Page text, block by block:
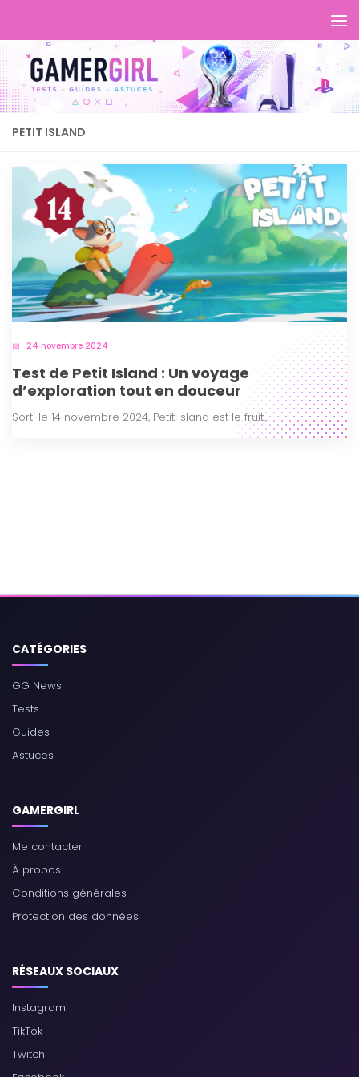
PETIT ISLAND
24 novembre 2024
Test de Petit Island : Un voyage
d’exploration tout en douceur
Sorti le 14 novembre 2024, Petit Island est le fruit...
CATÉGORIES
GG News
Tests
Guides
Astuces
GAMERGIRL
Me contacter
À propos
Conditions générales
Protection des données
RÉSEAUX SOCIAUX
Instagram
TikTok
Twitch